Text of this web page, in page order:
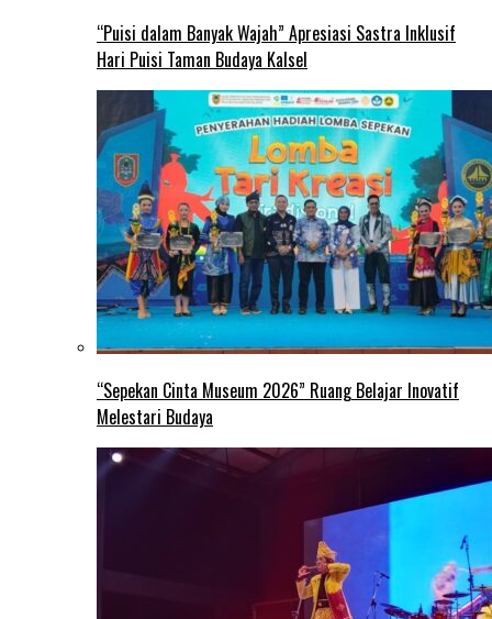
“Puisi dalam Banyak Wajah” Apresiasi Sastra Inklusif
Hari Puisi Taman Budaya Kalsel
“Sepekan Cinta Museum 2026” Ruang Belajar Inovatif
Melestari Budaya